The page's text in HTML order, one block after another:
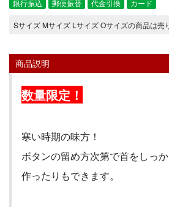
銀行振込 郵便振替 代金引換 カード
Sサイズ Mサイズ Lサイズ Oサイズの商品は売
商品説明
数量限定！
寒い時期の味方！
ボタンの留め方次第で首をしっ
作ったりもできます。